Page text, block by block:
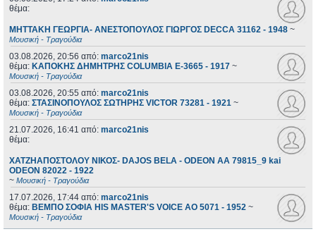
θέμα:
ΜΗΤΤΑΚΗ ΓΕΩΡΓΙΑ- ΑΝΕΣΤΟΠΟΥΛΟΣ ΓΙΩΡΓΟΣ DECCA 31162 - 1948 ~
Μουσική - Τραγούδια
03.08.2026, 20:56 από: marco21nis
θέμα: ΚΑΠΟΚΗΣ ΔΗΜΗΤΡΗΣ COLUMBIA E-3665 - 1917 ~
Μουσική - Τραγούδια
03.08.2026, 20:55 από: marco21nis
θέμα: ΣΤΑΣΙΝΟΠΟΥΛΟΣ ΣΩΤΗΡΗΣ VICTOR 73281 - 1921 ~
Μουσική - Τραγούδια
21.07.2026, 16:41 από: marco21nis
θέμα:
ΧΑΤΖΗΑΠΟΣΤΟΛΟΥ ΝΙΚΟΣ- DAJOS BELA - ODEON AA 79815_9 kai
ODEON 82022 - 1922
~ Μουσική - Τραγούδια
17.07.2026, 17:44 από: marco21nis
θέμα: ΒΕΜΠΟ ΣΟΦΙΑ HIS MASTER'S VOICE AO 5071 - 1952 ~
Μουσική - Τραγούδια